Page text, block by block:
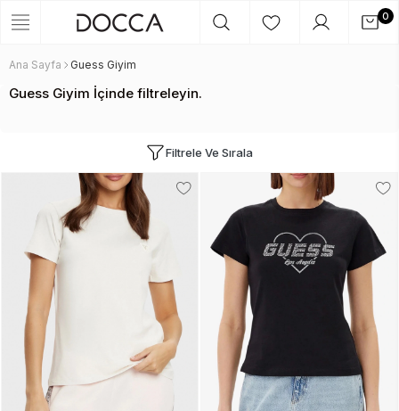
0
Ana Sayfa Guess Giyim
Guess Giyim İçinde filtreleyin.
Filtrele Ve Sırala